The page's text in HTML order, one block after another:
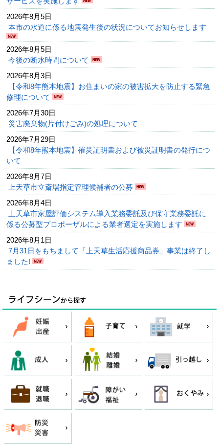
2026年8月5日
本市の水道に係る地震発生後の状況についてお知らせします
2026年8月5日
今後の断水時間について
2026年8月3日
【令和8年熊本地震】お住まいの家の被害拡大を防止する緊急
修理について
2026年7月30日
災害廃棄物(片付けごみ)の処理について
2026年7月29日
【令和8年熊本地震】罹災証明書および被災証明書の発行につ
いて
2026年8月7日
上天草市立斎場指定管理候補者の公募
2026年8月4日
上天草市家屋評価システム導入業務委託及び保守業務委託に
係る公募型プロポーザルによる業者選定を実施します
2026年8月1日
7月31日をもちまして「上天草生活応援商品券」事業は終了し
ました!